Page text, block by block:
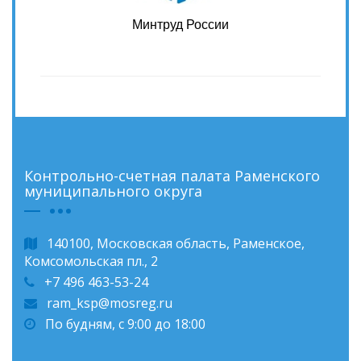
Минтруд России
Контрольно-счетная палата Раменского
муниципального округа
140100, Московская область, Раменское,
Комсомольская пл., 2
+7 496 463-53-24
ram_ksp@mosreg.ru
По будням, с 9:00 до 18:00